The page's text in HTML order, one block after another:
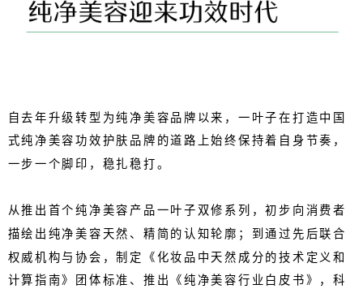
自去年升级转型为纯净美容品牌以来，一叶子在打造中国
式纯净美容功效护肤品牌的道路上始终保持着自身节奏，
一步一个脚印，稳扎稳打。
从推出首个纯净美容产品一叶子双修系列，初步向消费者
描绘出纯净美容天然、精简的认知轮廓；到通过先后联合
权威机构与协会，制定《化妆品中天然成分的技术定义和
计算指南》团体标准、推出《纯净美容行业白皮书》，科